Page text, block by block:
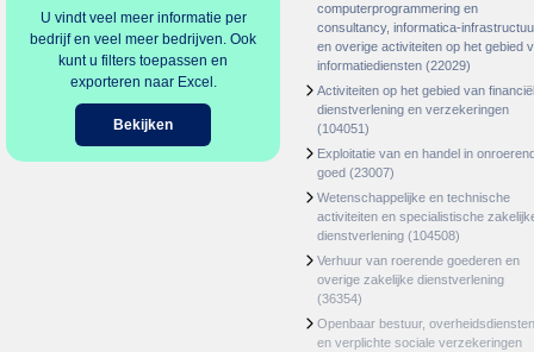
U vindt veel meer informatie per
bedrijf en veel meer bedrijven. Ook
kunt u filters toepassen en
exporteren naar Excel.
Bekijken
computerprogrammering en
consultancy, informatica-
en overige activiteiten op het gebied
informatiediensten (22029)
Activiteiten op het gebied van
dienstverlening en verzekeringen
(104051)
Exploitatie van en handel in
goed (23007)
Wetenschappelijke en technische
activiteiten en specialistische
dienstverlening (104508)
Verhuur van roerende goederen en
overige zakelijke dienstverlening
(36354)
Openbaar bestuur, overheidsdiensten
en verplichte sociale verzekeringen